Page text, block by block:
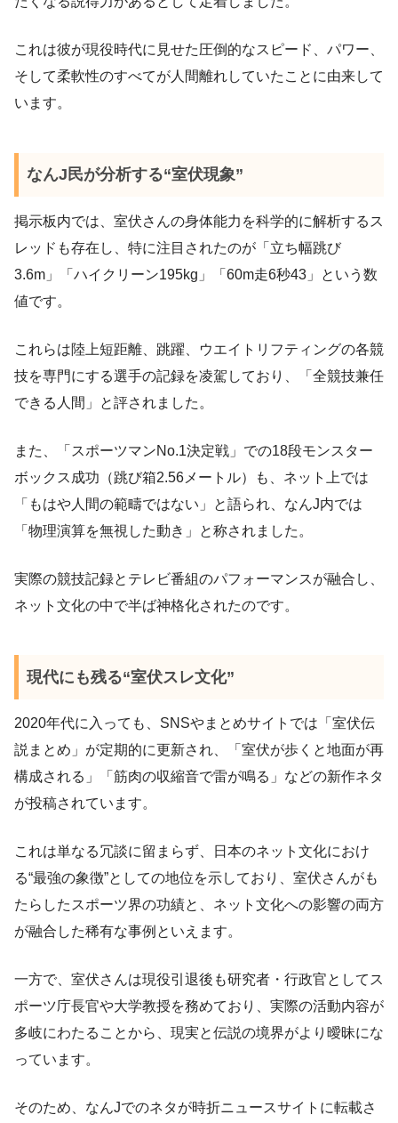
これは彼が現役時代に見せた圧倒的なスピード、パワー、
そして柔軟性のすべてが人間離れしていたことに由来して
います。
なんJ民が分析する“室伏現象”
掲示板内では、室伏さんの身体能力を科学的に解析するス
レッドも存在し、特に注目されたのが「立ち幅跳び
3.6m」「ハイクリーン195kg」「60m走6秒43」という数
値です。
これらは陸上短距離、跳躍、ウエイトリフティングの各競
技を専門にする選手の記録を凌駕しており、「全競技兼任
できる人間」と評されました。
また、「スポーツマンNo.1決定戦」での18段モンスター
ボックス成功（跳び箱2.56メートル）も、ネット上では
「もはや人間の範疇ではない」と語られ、なんJ内では
「物理演算を無視した動き」と称されました。
実際の競技記録とテレビ番組のパフォーマンスが融合し、
ネット文化の中で半ば神格化されたのです。
現代にも残る“室伏スレ文化”
2020年代に入っても、SNSやまとめサイトでは「室伏伝
説まとめ」が定期的に更新され、「室伏が歩くと地面が再
構成される」「筋肉の収縮音で雷が鳴る」などの新作ネタ
が投稿されています。
これは単なる冗談に留まらず、日本のネット文化におけ
る“最強の象徴”としての地位を示しており、室伏さんがも
たらしたスポーツ界の功績と、ネット文化への影響の両方
が融合した稀有な事例といえます。
一方で、室伏さんは現役引退後も研究者・行政官としてス
ポーツ庁長官や大学教授を務めており、実際の活動内容が
多岐にわたることから、現実と伝説の境界がより曖昧にな
っています。
そのため、なんJでのネタが時折ニュースサイトに転載さ